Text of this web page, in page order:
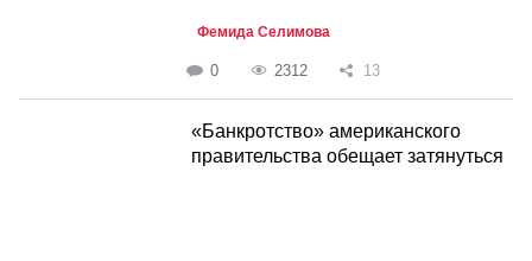
Фемида Селимова
0 2312 13
«Банкротство» американского
правительства обещает затянуться